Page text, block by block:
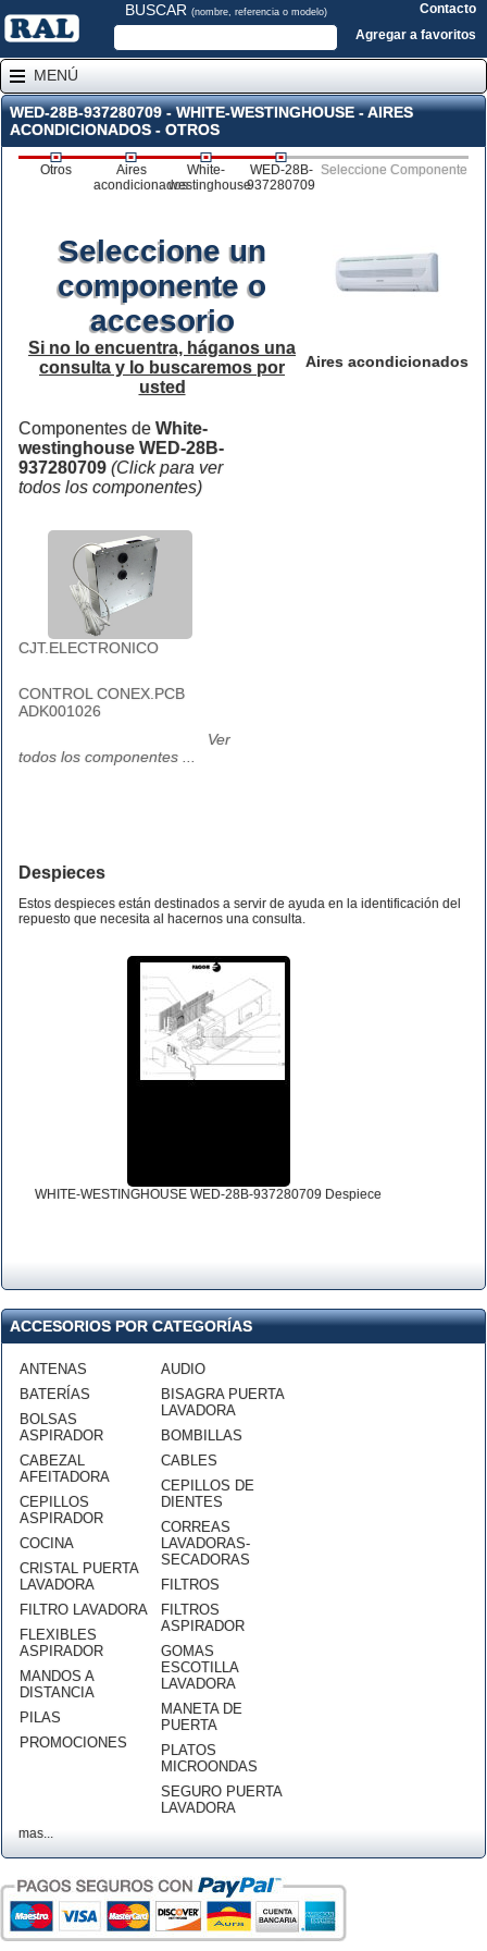
BUSCAR (nombre, referencia o modelo)
Contacto
Agregar a favoritos
MENÚ
WED-28B-937280709 - WHITE-WESTINGHOUSE - AIRES
ACONDICIONADOS - OTROS
Otros
Aires
acondicionados
White-
westinghouse
WED-28B-
937280709
Seleccione Componente
Aires acondicionados
Seleccione un
componente o
accesorio
Si no lo encuentra, háganos una
consulta y lo buscaremos por
usted
Componentes de White-
westinghouse WED-28B-
937280709 (Click para ver
todos los componentes)
CJT.ELECTRONICO
CONTROL CONEX.PCB
ADK001026
Ver
todos los componentes ...
Despieces
Estos despieces están destinados a servir de ayuda en la identificación del
repuesto que necesita al hacernos una consulta.
WHITE-WESTINGHOUSE WED-28B-937280709 Despiece
ACCESORIOS POR CATEGORÍAS
ANTENAS
BATERÍAS
BOLSAS
ASPIRADOR
CABEZAL
AFEITADORA
CEPILLOS
ASPIRADOR
COCINA
CRISTAL PUERTA
LAVADORA
FILTRO LAVADORA
FLEXIBLES
ASPIRADOR
MANDOS A
DISTANCIA
PILAS
PROMOCIONES
AUDIO
BISAGRA PUERTA
LAVADORA
BOMBILLAS
CABLES
CEPILLOS DE
DIENTES
CORREAS
LAVADORAS-
SECADORAS
FILTROS
FILTROS
ASPIRADOR
GOMAS
ESCOTILLA
LAVADORA
MANETA DE
PUERTA
PLATOS
MICROONDAS
SEGURO PUERTA
LAVADORA
mas...